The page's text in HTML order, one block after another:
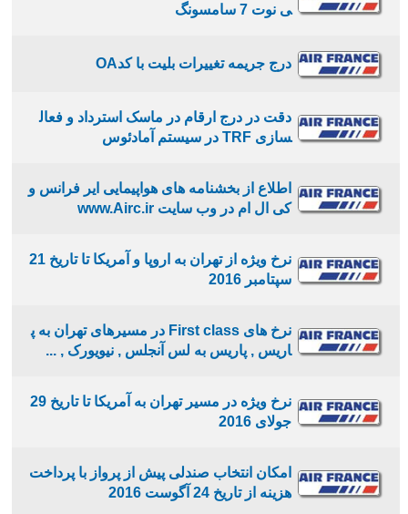
ی نوت 7 سامسونگ
درج جریمه تغییرات بلیت با کدOA
دقت در درج ارقام در ماسک استرداد و فعال
سازی TRF در سیستم آمادئوس
اطلاع از بخشنامه های هواپیمایی ایر فرانس و
کی ال ام در وب سایت www.Airc.ir
نرخ ویژه از تهران به اروپا و آمریکا تا تاریخ 21
سپتامبر 2016
نرخ های First class در مسیرهای تهران به پ
اریس , پاریس به لس آنجلس , نیویورک , ...
نرخ ویژه در مسیر تهران به آمریکا تا تاریخ 29
جولای 2016
امکان انتخاب صندلی پیش از پرواز با پرداخت
هزینه از تاریخ 24 آگوست 2016